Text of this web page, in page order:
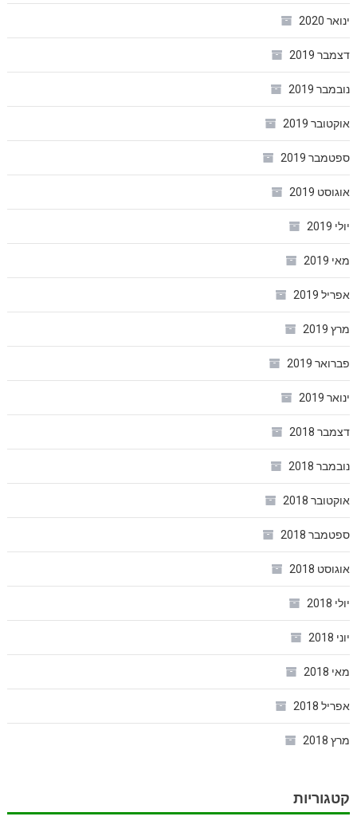
ינואר 2020
דצמבר 2019
נובמבר 2019
אוקטובר 2019
ספטמבר 2019
אוגוסט 2019
יולי 2019
מאי 2019
אפריל 2019
מרץ 2019
פברואר 2019
ינואר 2019
דצמבר 2018
נובמבר 2018
אוקטובר 2018
ספטמבר 2018
אוגוסט 2018
יולי 2018
יוני 2018
מאי 2018
אפריל 2018
מרץ 2018
קטגוריות